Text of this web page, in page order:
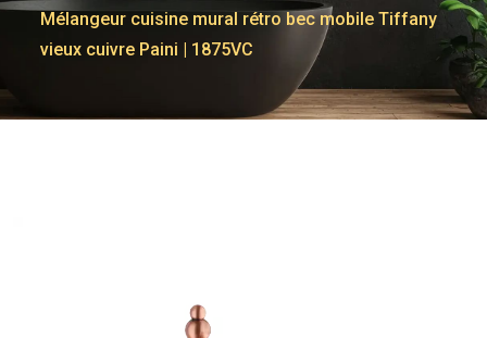
Mélangeur cuisine mural rétro bec mobile Tiffany
vieux cuivre Paini | 1875VC